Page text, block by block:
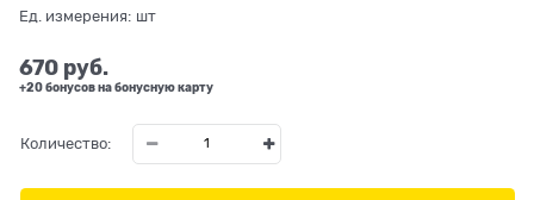
Ед. измерения: шт
670 руб.
+20 бонусов на бонусную карту
Количество: